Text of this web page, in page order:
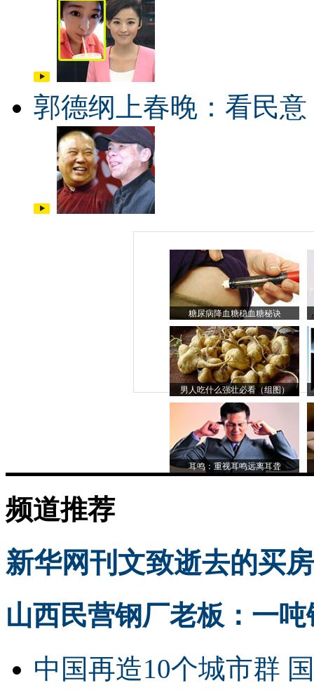
郭德纲上春晚：看民意
糖尿病降血糖稳血糖秘诀
男人吃什么强壮必看（组图）
耳鸣：重视耳鸣远离耳聋
频道推荐
新华网刊文致逝去的买
山西民营钢厂老板：一
中国再造10个城市群